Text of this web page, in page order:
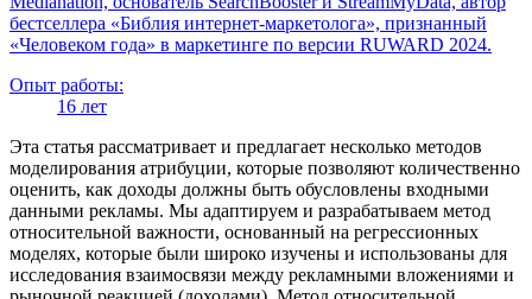
бестселлера «Библия интернет-маркетолога», признанный
«Человеком года» в маркетинге по версии RUWARD 2024.
Опыт работы:
16 лет
Эта статья рассматривает и предлагает несколько методов
моделирования атрибуции, которые позволяют количественно
оценить, как доходы должны быть обусловлены входными
данными рекламы. Мы адаптируем и разрабатываем метод
относительной важности, основанный на регрессионных
моделях, которые были широко изучены и использованы для
исследования взаимосвязи между рекламными вложениями и